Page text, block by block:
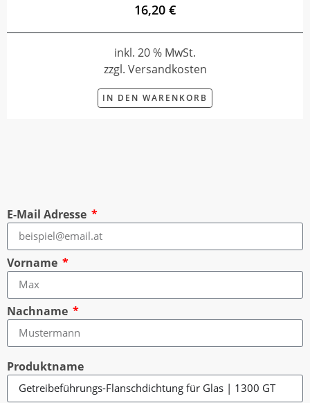
16,20 €
inkl. 20 % MwSt.
zzgl. Versandkosten
IN DEN WARENKORB
E-Mail Adresse
Vorname
Nachname
Produktname